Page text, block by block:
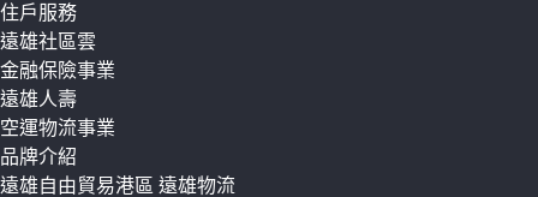
住戶服務
遠雄社區雲
金融保險事業
遠雄人壽
空運物流事業
品牌介紹
遠雄自由貿易港區 遠雄物流